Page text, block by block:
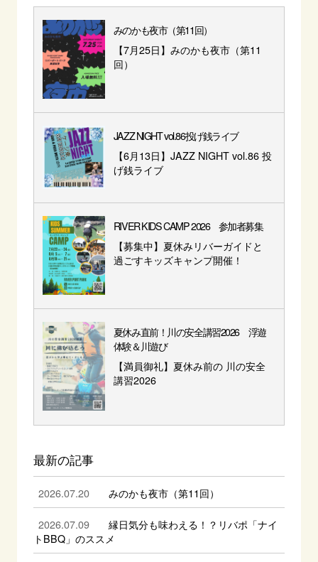
みのかも夜市（第11回）
【7月25日】みのかも夜市（第11
回）
JAZZ NIGHT vol.86投げ銭ライブ
【6月13日】JAZZ NIGHT vol.86 投
げ銭ライブ
RIVER KIDS CAMP 2026 参加者募集
【募集中】夏休みリバーガイドと
過ごすキッズキャンプ開催！
夏休み直前！川の安全講習2026 浮遊
体験＆川遊び
【満員御礼】夏休み前の 川の安全
講習2026
最新の記事
2026.07.20 みのかも夜市（第11回）
2026.07.09
縁日気分も味わえる！？リバポ「ナイ
トBBQ」のススメ